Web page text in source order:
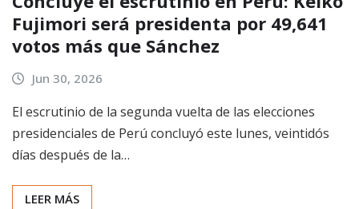
Fujimori será presidenta por 49,641
votos más que Sánchez
Jun 30, 2026
El escrutinio de la segunda vuelta de las elecciones
presidenciales de Perú concluyó este lunes, veintidós
días después de la…
LEER MÁS